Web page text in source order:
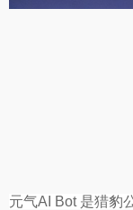
元气AI Bot 是猎豹